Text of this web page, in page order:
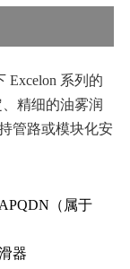
Excelon 系列的
精细的油雾润
管路或模块化安
（属于
器